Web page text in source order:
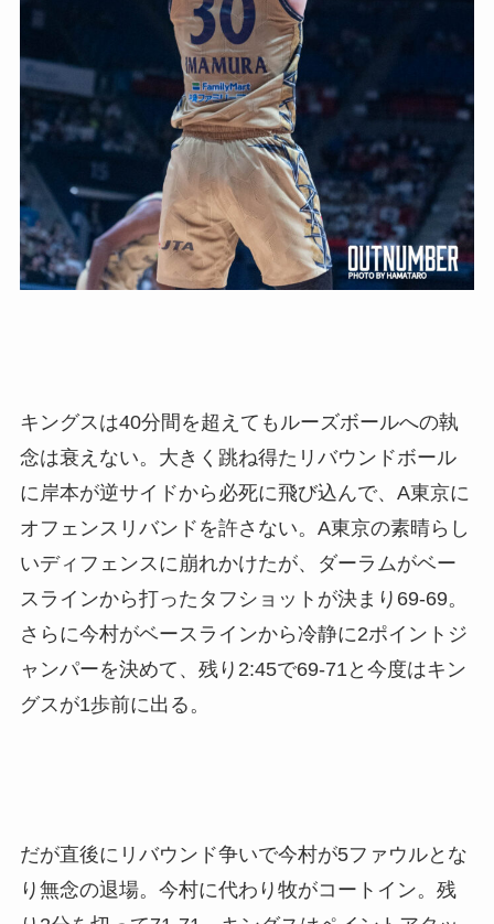
キングスは40分間を超えてもルーズボールへの執
念は衰えない。大きく跳ね得たリバウンドボール
に岸本が逆サイドから必死に飛び込んで、A東京に
オフェンスリバンドを許さない。A東京の素晴らし
いディフェンスに崩れかけたが、ダーラムがベー
スラインから打ったタフショットが決まり69-69。
さらに今村がベースラインから冷静に2ポイントジ
ャンパーを決めて、残り2:45で69-71と今度はキン
グスが1歩前に出る。
だが直後にリバウンド争いで今村が5ファウルとな
り無念の退場。今村に代わり牧がコートイン。残